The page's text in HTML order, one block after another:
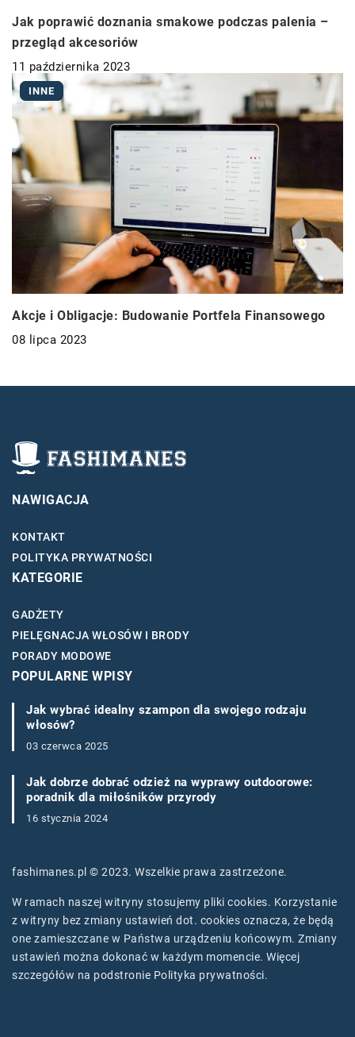
Jak poprawić doznania smakowe podczas palenia –
przegląd akcesoriów
11 października 2023
INNE
Akcje i Obligacje: Budowanie Portfela Finansowego
08 lipca 2023
NAWIGACJA
KONTAKT
POLITYKA PRYWATNOŚCI
KATEGORIE
GADŻETY
PIELĘGNACJA WŁOSÓW I BRODY
PORADY MODOWE
POPULARNE WPISY
Jak wybrać idealny szampon dla swojego rodzaju
włosów?
03 czerwca 2025
Jak dobrze dobrać odzież na wyprawy outdoorowe:
poradnik dla miłośników przyrody
16 stycznia 2024
fashimanes.pl © 2023. Wszelkie prawa zastrzeżone.
W ramach naszej witryny stosujemy pliki cookies. Korzystanie
z witryny bez zmiany ustawień dot. cookies oznacza, że będą
one zamieszczane w Państwa urządzeniu końcowym. Zmiany
ustawień można dokonać w każdym momencie. Więcej
szczegółów na podstronie Polityka prywatności.